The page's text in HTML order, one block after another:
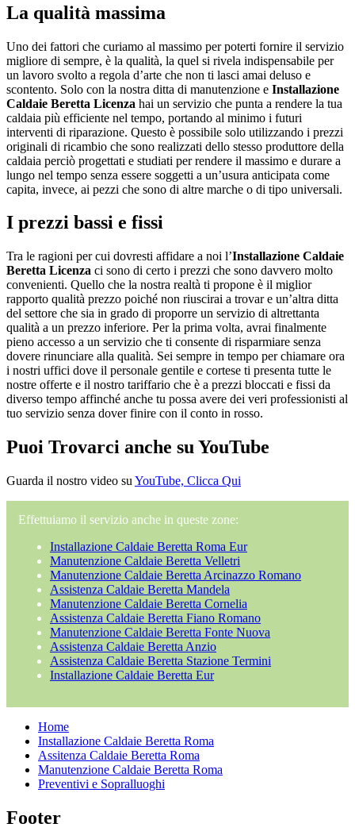
La qualità massima
Uno dei fattori che curiamo al massimo per poterti fornire il servizio
migliore di sempre, è la qualità, la quel si rivela indispensabile per
un lavoro svolto a regola d’arte che non ti lasci amai deluso e
scontento. Solo con la nostra ditta di manutenzione e Installazione
Caldaie Beretta Licenza hai un servizio che punta a rendere la tua
caldaia più efficiente nel tempo, portando al minimo i futuri
interventi di riparazione. Questo è possibile solo utilizzando i prezzi
originali di ricambio che sono realizzati dello stesso produttore della
caldaia perciò progettati e studiati per rendere il massimo e durare a
lungo nel tempo senza essere soggetti a un’usura anticipata come
capita, invece, ai pezzi che sono di altre marche o di tipo universali.
I prezzi bassi e fissi
Tra le ragioni per cui dovresti affidare a noi l’Installazione Caldaie
Beretta Licenza ci sono di certo i prezzi che sono davvero molto
convenienti. Quello che la nostra realtà ti propone è il miglior
rapporto qualità prezzo poiché non riuscirai a trovar e un’altra ditta
del settore che sia in grado di proporre un servizio di altrettanta
qualità a un prezzo inferiore. Per la prima volta, avrai finalmente
pieno accesso a un servizio che ti consente di risparmiare senza
dovere rinunciare alla qualità. Sei sempre in tempo per chiamare ora
i nostri uffici dove il personale gentile e cortese ti presenta tutte le
nostre offerte e il nostro tariffario che è a prezzi bloccati e fissi da
diverso tempo affinché anche tu possa avere dei veri professionisti al
tuo servizio senza dover finire con il conto in rosso.
Puoi Trovarci anche su YouTube
Guarda il nostro video su YouTube, Clicca Qui
Effettuiamo il servizio anche in queste zone:
Installazione Caldaie Beretta Roma Eur
Manutenzione Caldaie Beretta Velletri
Manutenzione Caldaie Beretta Arcinazzo Romano
Assistenza Caldaie Beretta Mandela
Manutenzione Caldaie Beretta Cornelia
Assistenza Caldaie Beretta Fiano Romano
Manutenzione Caldaie Beretta Fonte Nuova
Assistenza Caldaie Beretta Anzio
Assistenza Caldaie Beretta Stazione Termini
Installazione Caldaie Beretta Eur
Home
Installazione Caldaie Beretta Roma
Assitenza Caldaie Beretta Roma
Manutenzione Caldaie Beretta Roma
Preventivi e Sopralluoghi
Footer